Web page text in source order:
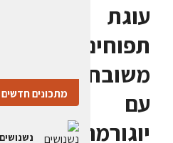
עוגת
תפוחים
משובחת
עם
יוגורמה
מתכונים חדשים
נשנושים